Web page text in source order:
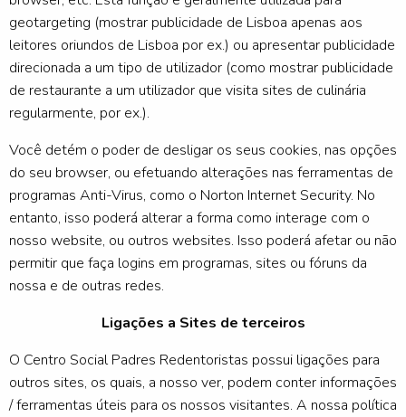
geotargeting (mostrar publicidade de Lisboa apenas aos
leitores oriundos de Lisboa por ex.) ou apresentar publicidade
direcionada a um tipo de utilizador (como mostrar publicidade
de restaurante a um utilizador que visita sites de culinária
regularmente, por ex.).
Você detém o poder de desligar os seus cookies, nas opções
do seu browser, ou efetuando alterações nas ferramentas de
programas Anti-Virus, como o Norton Internet Security. No
entanto, isso poderá alterar a forma como interage com o
nosso website, ou outros websites. Isso poderá afetar ou não
permitir que faça logins em programas, sites ou fóruns da
nossa e de outras redes.
Ligações a Sites de terceiros
O Centro Social Padres Redentoristas possui ligações para
outros sites, os quais, a nosso ver, podem conter informações
/ ferramentas úteis para os nossos visitantes. A nossa política